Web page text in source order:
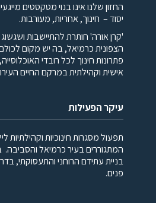
החזון שלנו אינו בנוי מטקסטים
יסוד – חינוך, אחריות, מעורבות.
'קרן אורה' חותרת להתיישבות ושגשוג
הצפונית כרמיאל, בה יש מקום
פתרונות חינוך לכל רובדי
אישית וקהילתית במרקם החיים
עיקר הפעילות
תפעול מסגרות חינוכיות וקהילתיות
המתגוררים בעיר כרמיאל
בניית עתידם הרוחני והתעסוקתי,
פנים.